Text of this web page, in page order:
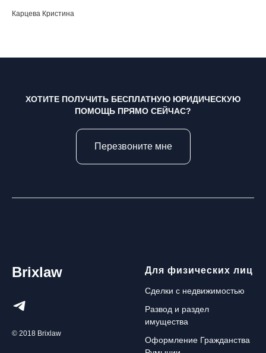
Карцева Кристина
ХОТИТЕ ПОЛУЧИТЬ БЕСПЛАТНУЮ ЮРИДИЧЕСКУЮ
ПОМОЩЬ ПРЯМО СЕЙЧАС?
Перезвоните мне
Brixlaw
© 2018 Brixlaw
Для физических лиц
Сделки с недвижимостью
Развод и раздел
имущества
Оформление Гражданства